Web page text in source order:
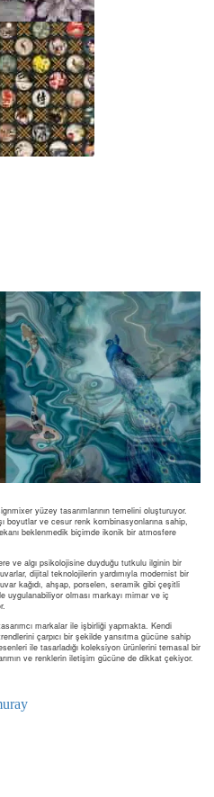
yüzey tasarımlarının temelini oluşturuyor.
boyutlar ve cesur renk kombinasyonlarına sahip,
beklenmedik biçimde ikonik bir atmosfere
ve algı psikolojisine duyduğu tutkulu ilginin bir
dijital teknolojilerin yardımıyla modernist bir
kağıdı, ahşap, porselen, seramik gibi çeşitli
olması markayı mimar ve iç
markalar ile işbirliği yapmakta. Kendi
çarpıcı bir şekilde yansıtma gücüne sahip
ile tasarladığı koleksiyon ürünlerini temasal bir
ve renklerin iletişim gücüne de dikkat çekiyor.